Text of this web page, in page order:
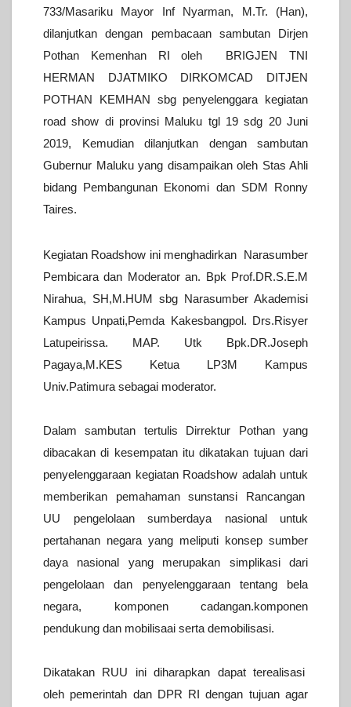
733/Masariku Mayor Inf Nyarman, M.Tr. (Han),
dilanjutkan dengan pembacaan sambutan Dirjen
Pothan Kemenhan RI oleh BRIGJEN TNI
HERMAN DJATMIKO DIRKOMCAD DITJEN
POTHAN KEMHAN sbg penyelenggara kegiatan
road show di provinsi Maluku tgl 19 sdg 20 Juni
2019, Kemudian dilanjutkan dengan sambutan
Gubernur Maluku yang disampaikan oleh Stas Ahli
bidang Pembangunan Ekonomi dan SDM Ronny
Taires.
Kegiatan Roadshow ini menghadirkan Narasumber
Pembicara dan Moderator an. Bpk Prof.DR.S.E.M
Nirahua, SH,M.HUM sbg Narasumber Akademisi
Kampus Unpati,Pemda Kakesbangpol. Drs.Risyer
Latupeirissa. MAP. Utk Bpk.DR.Joseph
Pagaya,M.KES Ketua LP3M Kampus
Univ.Patimura sebagai moderator.
Dalam sambutan tertulis Dirrektur Pothan yang
dibacakan di kesempatan itu dikatakan tujuan dari
penyelenggaraan kegiatan Roadshow adalah untuk
memberikan pemahaman sunstansi Rancangan
UU pengelolaan sumberdaya nasional untuk
pertahanan negara yang meliputi konsep sumber
daya nasional yang merupakan simplikasi dari
pengelolaan dan penyelenggaraan tentang bela
negara, komponen cadangan.komponen
pendukung dan mobilisaai serta demobilisasi.
Dikatakan RUU ini diharapkan dapat terealisasi
oleh pemerintah dan DPR RI dengan tujuan agar